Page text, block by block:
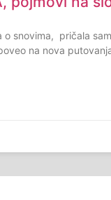
o snovima, pričala
na nova